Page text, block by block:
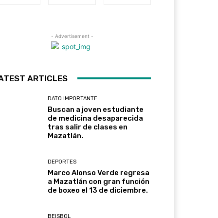
- Advertisement -
ARTICLES
DATO IMPORTANTE
Buscan a joven estudiante
de medicina desaparecida
tras salir de clases en
Mazatlán.
DEPORTES
Marco Alonso Verde regresa
a Mazatlán con gran función
de boxeo el 13 de diciembre.
BEISBOL